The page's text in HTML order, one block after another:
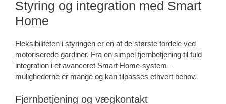
Styring og integration med Smart
Home
Fleksibiliteten i styringen er en af de største fordele ved
motoriserede gardiner. Fra en simpel fjernbetjening til fuld
integration i et avanceret Smart Home-system –
mulighederne er mange og kan tilpasses ethvert behov.
Fjernbetjening og vægkontakt